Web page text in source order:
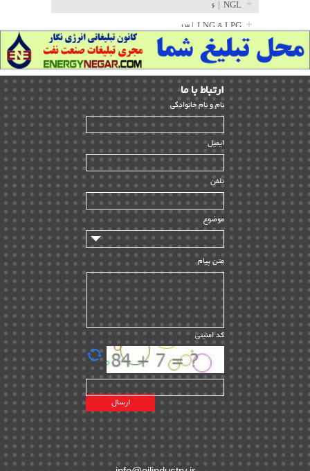
NGL
LNG & LPG | ۱۳
خط لوله | ۳۶
مخازن ذخیره | ۱۵
پتروشیمی | ۱۴
بازرسی و QC | ۱۵
HSE | ۳۹
ساخت و نصب | ۱۲
راه اندازی | ۹
سازندگان و تامین کنندگان | ۱۰
تامین مالی و سرمایه گذاری | ۳۲
ماشین آلات
مدیریت پروژه
مدیریت دانش
مدیریت سازمانی و عمومی | ۲
تأمین کالا | ۱۳
EPC | ۲۰
پیمانکاران بین المللی | ۸
اطلاعات انرژی کشورها | ۱۴
پروژه های خارجی | ۱۵
نقشه های نفت و گاز خارجی | ۱۰
شرکت های نفتی | ۱۴
پلانت های فعال | ۴۰
ارﺗﺒﺎط ﺑﺎ ما
ﻧﺎم و ﻧﺎم ﺧﺎﻧﻮادﮔﻰ
ایمیل
تلفن
موضوع
متن پیام
کد امنیتی